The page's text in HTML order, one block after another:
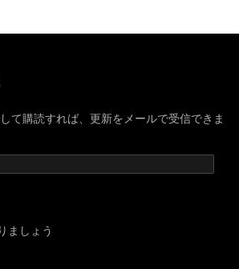
て購読すれば、更新をメールで受信できま
ましょう